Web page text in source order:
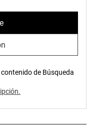
de Búsqueda